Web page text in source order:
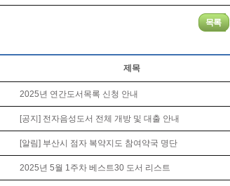
제목
2025년 연간도서목록 신청 안내
[공지] 전자음성도서 전체 개방 및 대출 안내
[알림] 부산시 점자 복약지도 참여약국 명단
2025년 5월 1주차 베스트30 도서 리스트